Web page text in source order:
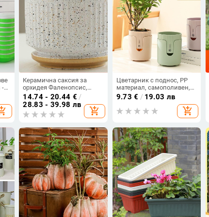
-
Керамична саксия за
орхидея Фаленопсис,
екстра голям диаметър, с
тава, луксозен стил
14.74 - 20.44 € /
28.83 - 39.98 лв
add_shopping_cart
Цветарник с поднос, PP
материал, самополивен,
издръжлив, за настолен
монтаж в дома и офиса
9.73 € / 19.03 лв
add_shopping_cart